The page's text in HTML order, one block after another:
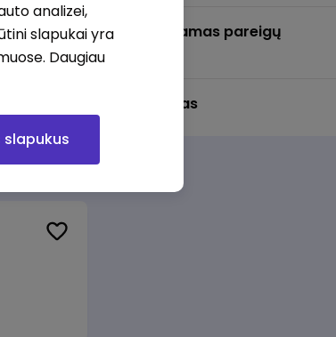
Pageidaujamas pareigų
Darbo laikas
analizei,
slapukai yra
Daugiau
slapukus